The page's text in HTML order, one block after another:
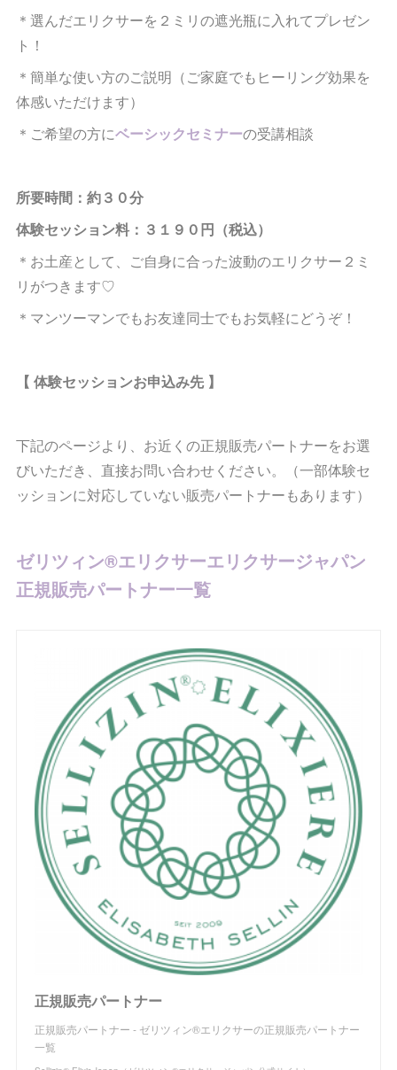
＊選んだエリクサーを２ミリの遮光瓶に入れてプレゼン
ト！
＊簡単な使い方のご説明（ご家庭でもヒーリング効果を
体感いただけます）
＊ご希望の方にベーシックセミナーの受講相談
所要時間：約３０分
体験セッション料：３１９０円（税込）
＊お土産として、ご自身に合った波動のエリクサー２ミ
リがつきます♡
＊マンツーマンでもお友達同士でもお気軽にどうぞ！
【 体験セッションお申込み先 】
下記のページより、お近くの正規販売パートナーをお選
びいただき、直接お問い合わせください。（一部体験セ
ッションに対応していない販売パートナーもあります）
ゼリツィン®︎エリクサーエリクサージャパン
正規販売パートナー一覧
正規販売パートナー
正規販売パートナー - ゼリツィン®︎エリクサーの正規販売パートナー
一覧